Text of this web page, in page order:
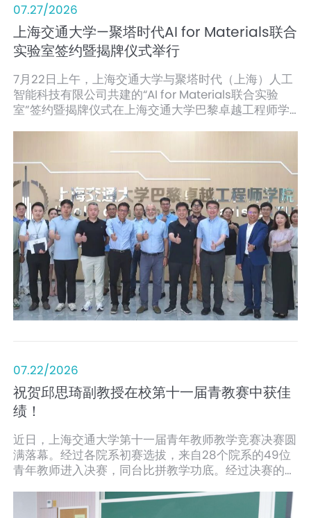
07.27/2026
上海交通大学—聚塔时代AI for Materials联合
实验室签约暨揭牌仪式举行
7月22日上午，上海交通大学与聚塔时代（上海）人工
智能科技有限公司共建的“AI for Materials联合实验
室”签约暨揭牌仪式在上海交通大学巴黎卓越工程师学
07.22/2026
祝贺邱思琦副教授在校第十一届青教赛中获佳
绩！
近日，上海交通大学第十一届青年教师教学竞赛决赛圆
满落幕。经过各院系初赛选拔，来自28个院系的49位
青年教师进入决赛，同台比拼教学功底。经过决赛的精
琦荣获自然科学应用学科组三等奖。